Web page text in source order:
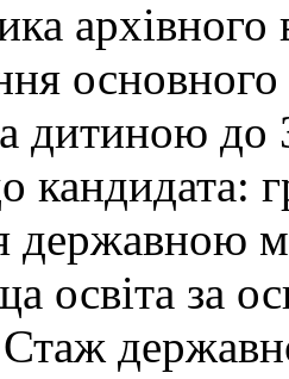
дитиною до
кандидата:
державною
освіта за
Стаж